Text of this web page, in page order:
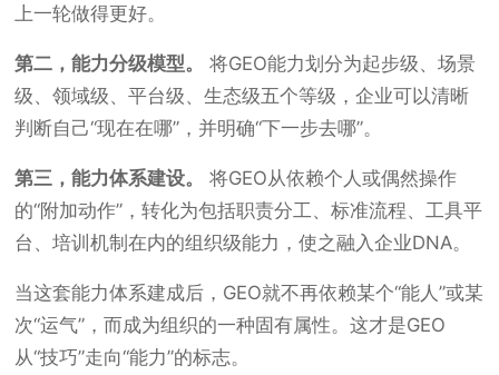
上一轮做得更好。
第二，能力分级模型。
将GEO能力划分为起步级、场景
级、领域级、平台级、生态级五个等级，企业可以清晰
判断自己“现在在哪”，并明确“下一步去哪”。
第三，能力体系建设。
将GEO从依赖个人或偶然操作
的“附加动作”，转化为包括职责分工、标准流程、工具平
台、培训机制在内的组织级能力，使之融入企业DNA。
当这套能力体系建成后，GEO就不再依赖某个“能人”或某
次“运气”，而成为组织的一种固有属性。这才是GEO
从“技巧”走向“能力”的标志。